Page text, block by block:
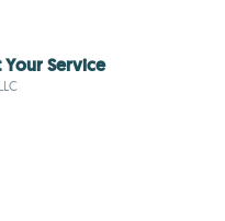
Your Service